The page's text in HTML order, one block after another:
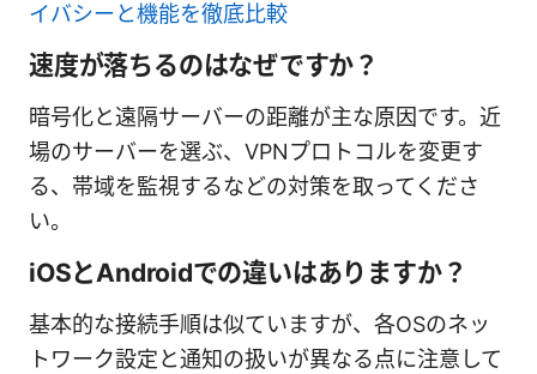
イバシーと機能を徹底比較
速度が落ちるのはなぜですか？
暗号化と遠隔サーバーの距離が主な原因です。近
場のサーバーを選ぶ、VPNプロトコルを変更す
る、帯域を監視するなどの対策を取ってくださ
い。
iOSとAndroidでの違いはありますか？
基本的な接続手順は似ていますが、各OSのネッ
トワーク設定と通知の扱いが異なる点に注意して